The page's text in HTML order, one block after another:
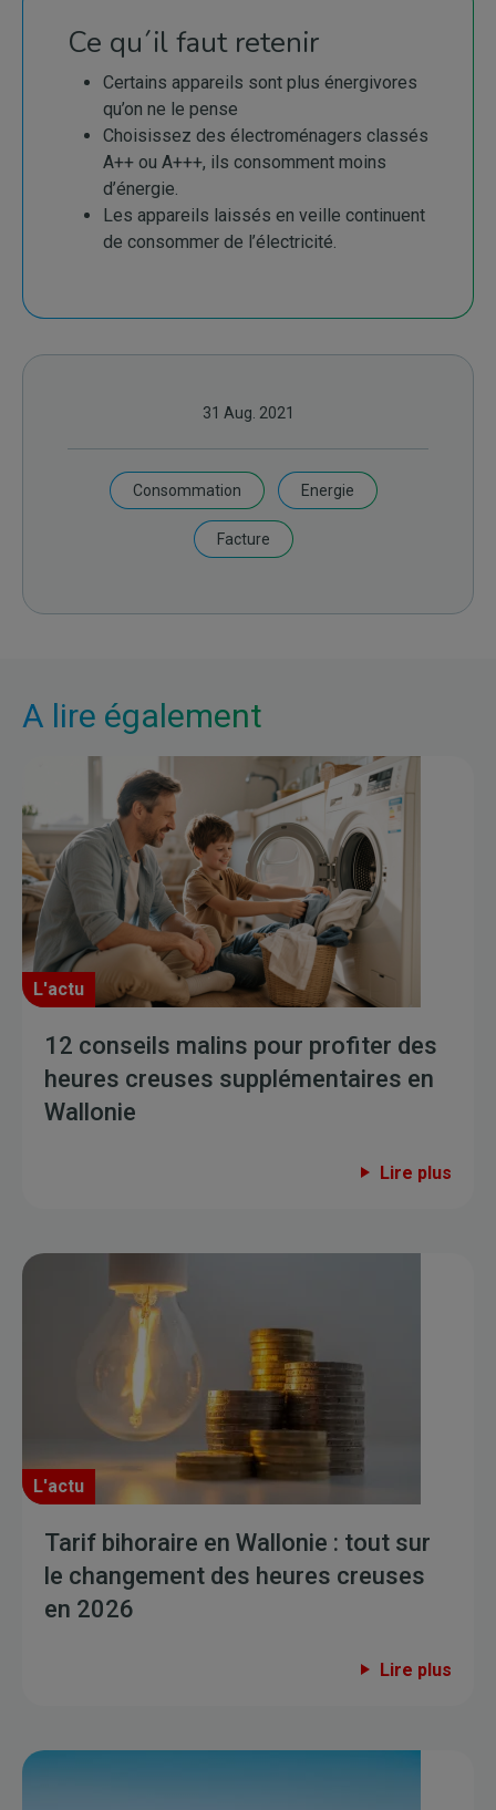
Ce qu´il faut retenir
Certains appareils sont plus énergivores
qu’on ne le pense
Choisissez des électroménagers classés
A++ ou A+++, ils consomment moins
d’énergie.
Les appareils laissés en veille continuent
de consommer de l’électricité.
31 Aug. 2021
Consommation Energie
Facture
A lire également
L'actu
12 conseils malins pour profiter des
heures creuses supplémentaires en
Wallonie
Lire plus
L'actu
Tarif bihoraire en Wallonie : tout sur
le changement des heures creuses
en 2026
Lire plus